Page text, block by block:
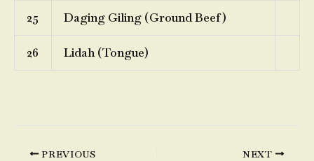
25 Daging Giling (Ground Beef)
26 Lidah (Tongue)
PREVIOUS NEXT